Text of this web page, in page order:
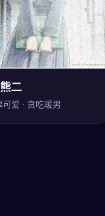
二
可爱 · 贪吃暖男